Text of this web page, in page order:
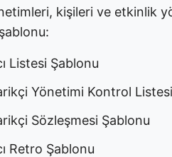
kişileri ve etkinlik
Listesi Şablonu
Yönetimi Kontrol
Sözleşmesi Şablonu
Retro Şablonu